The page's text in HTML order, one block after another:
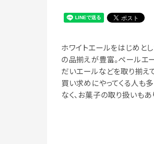
ホワイトエールをはじめと
の品揃えが豊富。ペールエ
だいエールなどを取り揃え
買い求めにやってくる人も
なく、お菓子の取り扱いも